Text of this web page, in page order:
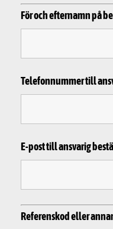
För och efternamn på
Telefonnummer till
E-post till ansvarig
Referenskod eller